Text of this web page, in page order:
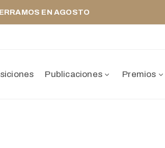
EN AGOSTO
Publicaciones Premios